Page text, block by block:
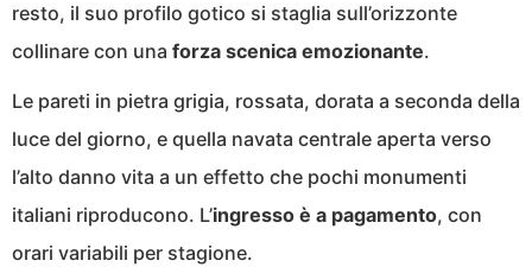
resto, il suo profilo gotico si staglia sull’orizzonte
collinare con una forza scenica emozionante.
Le pareti in pietra grigia, rossata, dorata a seconda della
luce del giorno, e quella navata centrale aperta verso
l’alto danno vita a un effetto che pochi monumenti
italiani riproducono. L’ingresso è a pagamento, con
orari variabili per stagione.